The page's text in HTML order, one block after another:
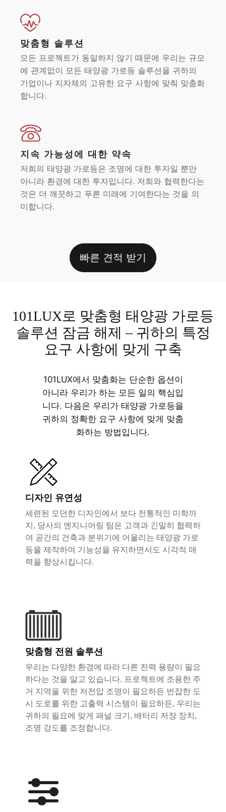
맞춤형 솔루션
모든 프로젝트가 동일하지 않기 때문에 우리는 규모
에 관계없이 모든 태양광 가로등 솔루션을 귀하의
기업이나 지자체의 고유한 요구 사항에 맞춰 맞춤화
합니다.
지속 가능성에 대한 약속
저희의 태양광 가로등은 조명에 대한 투자일 뿐만
아니라 환경에 대한 투자입니다. 저희와 협력한다는
것은 더 깨끗하고 푸른 미래에 기여한다는 것을 의
미합니다.
빠른 견적 받기
101LUX로 맞춤형 태양광 가로등
솔루션 잠금 해제 – 귀하의 특정
요구 사항에 맞게 구축
101LUX에서 맞춤화는 단순한 옵션이
아니라 우리가 하는 모든 일의 핵심입
니다. 다음은 우리가 태양광 가로등을
귀하의 정확한 요구 사항에 맞게 맞춤
화하는 방법입니다.
디자인 유연성
세련된 모던한 디자인에서 보다 전통적인 미학까
지, 당사의 엔지니어링 팀은 고객과 긴밀히 협력하
여 공간의 건축과 분위기에 어울리는 태양광 가로
등을 제작하여 기능성을 유지하면서도 시각적 매
력을 향상시킵니다.
맞춤형 전원 솔루션
우리는 다양한 환경에 따라 다른 전력 용량이 필요
하다는 것을 알고 있습니다. 프로젝트에 조용한 주
거 지역을 위한 저전압 조명이 필요하든 번잡한 도
시 도로를 위한 고출력 시스템이 필요하든, 우리는
귀하의 필요에 맞게 패널 크기, 배터리 저장 장치,
조명 강도를 조정합니다.